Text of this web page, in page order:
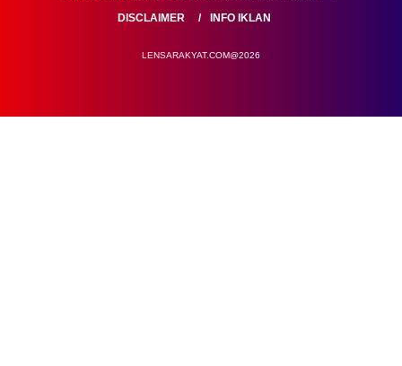
DISCLAIMER
INFO IKLAN
LENSARAKYAT.COM@2026